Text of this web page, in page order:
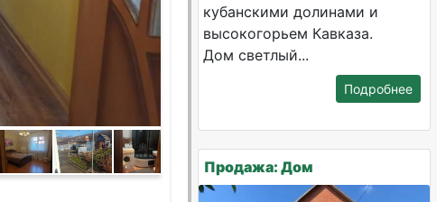
кубанскими долинами и
высокогорьем Кавказа.
Дом светлый...
Подробнее
Продажа: Дом